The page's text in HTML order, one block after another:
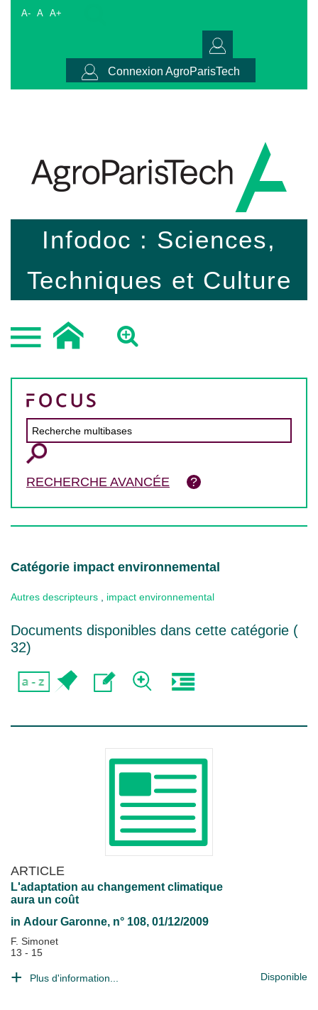
A- A A+
Connexion AgroParisTech
Infodoc : Sciences,
Techniques et Culture
RECHERCHE AVANCÉE
Catégorie impact environnemental
Autres descripteurs impact environnemental
Documents disponibles dans cette catégorie (
32)
ARTICLE
L'adaptation au changement climatique
aura un coût
in Adour Garonne, n° 108, 01/12/2009
F. Simonet
13 - 15
Plus d'information... Disponible